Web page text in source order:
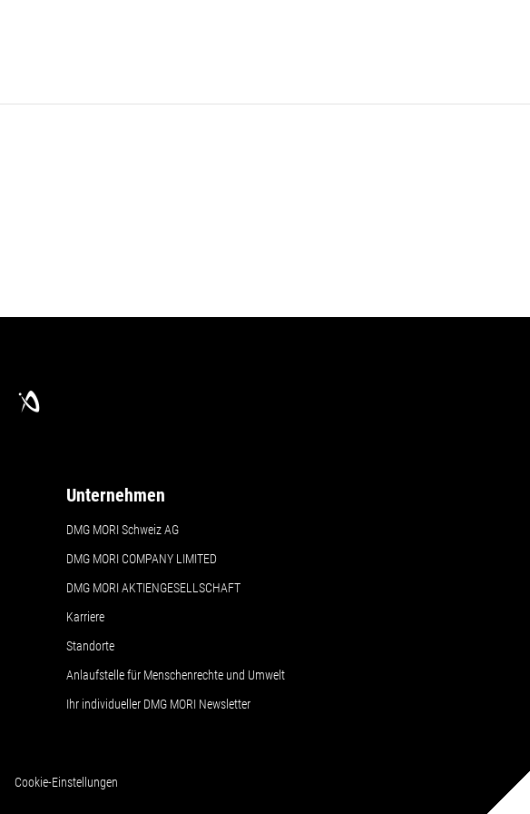
Unternehmen
DMG MORI Schweiz AG
DMG MORI COMPANY LIMITED
DMG MORI AKTIENGESELLSCHAFT
Karriere
Standorte
Anlaufstelle für Menschenrechte und Umwelt
Ihr individueller DMG MORI Newsletter
Cookie-Einstellungen